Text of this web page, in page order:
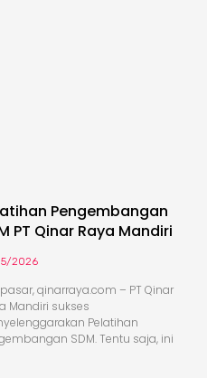
Pengembangan
PT Qinar Raya Mandiri
2026
qinarraya.com – PT Qinar
Mandiri sukses
Pelatihan
SDM. Tentu saja, ini